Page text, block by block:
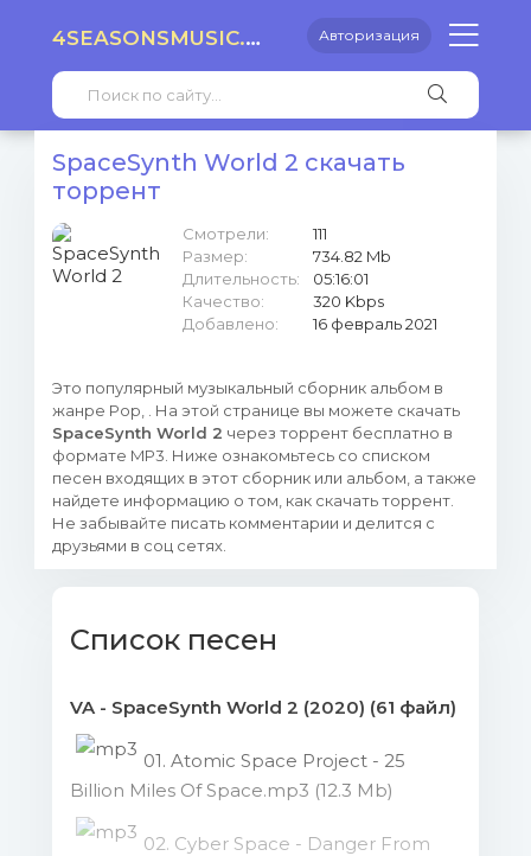
4SEASONSMUSIC.RU Авторизация
SpaceSynth World 2 скачать
торрент
Смотрели:
111
Размер:
734.82 Mb
Длительность:
05:16:01
Качество:
320 Kbps
Добавлено:
16 февраль 2021
Это популярный музыкальный сборник альбом в
жанре Pop, . На этой странице вы можете скачать
SpaceSynth World 2 через торрент бесплатно в
формате MP3. Ниже ознакомьтесь со списком
песен входящих в этот сборник или альбом, а также
найдете информацию о том, как скачать торрент.
Не забывайте писать комментарии и делится с
друзьями в соц сетях.
Список песен
VA - SpaceSynth World 2 (2020) (61 файл)
01. Atomic Space Project - 25
Billion Miles Of Space.mp3 (12.3 Mb)
02. Cyber Space - Danger From